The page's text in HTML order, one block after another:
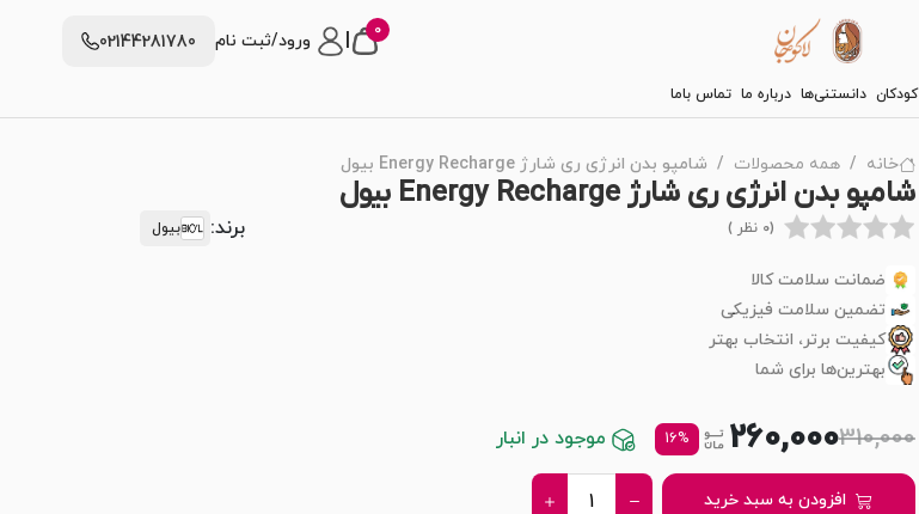
0 ورود/ثبت نام 02144281780
کودکان دانستنی‌ها درباره ما تماس باما
خانه همه محصولات شامپو بدن انرژی ری شارژ Energy Recharge بیول
شامپو بدن انرژی ری شارژ Energy Recharge بیول
(0 نظر ) برند: بیول
ضمانت سلامت کالا
تضمین سلامت فیزیکی
کیفیت برتر، انتخاب بهتر
بهترین‌ها برای شما
310,000
260,000
16% موجود در انبار
افزودن به سبد خرید